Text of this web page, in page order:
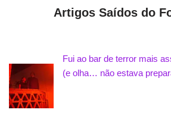
Artigos Saídos do
Fui ao bar de terror mais
(e olha… não estava